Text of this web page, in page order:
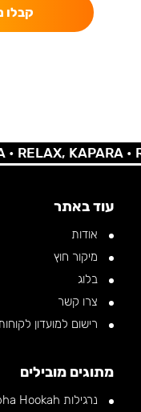
קבלו
KAPARA •
עוד באתר
אודות
מיקור חוץ
בלוג
צרו קשר
רישום למועדון
מתוגים מובילים
נרגילות Alpha Hookah